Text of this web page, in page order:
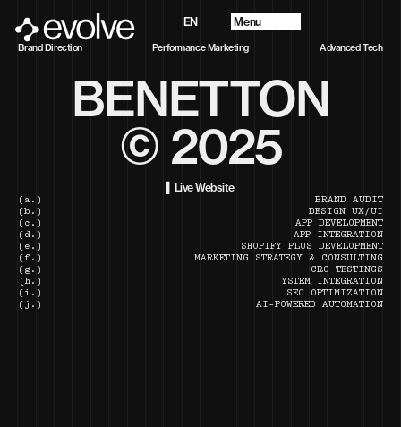
EN
Menu
Progetti
Future Vision
Servizi
Contatti
Brand Direction Performance Marketing Advanced Tech
BENETTON
© 2025
▍Live Website
(a.)
(b.)
(c.)
(d.)
(e.)
(f.)
(g.)
(h.)
(i.)
(j.)
BRAND AUDIT
DESIGN UX/UI
APP DEVELOPMENT
APP INTEGRATION
SHOPIFY PLUS DEVELOPMENT
MARKETING STRATEGY & CONSULTING
CRO TESTINGS
YSTEM INTEGRATION
SEO OPTIMIZATION
AI-POWERED AUTOMATION